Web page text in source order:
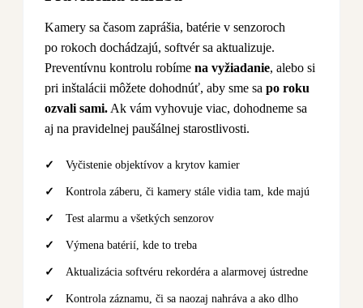
Kamery sa časom zaprášia, batérie v senzoroch
po rokoch dochádzajú, softvér sa aktualizuje.
Preventívnu kontrolu robíme na vyžiadanie, alebo si
pri inštalácii môžete dohodnúť, aby sme sa po roku
ozvali sami. Ak vám vyhovuje viac, dohodneme sa
aj na pravidelnej paušálnej starostlivosti.
Vyčistenie objektívov a krytov kamier
Kontrola záberu, či kamery stále vidia tam, kde majú
Test alarmu a všetkých senzorov
Výmena batérií, kde to treba
Aktualizácia softvéru rekordéra a alarmovej ústredne
Kontrola záznamu, či sa naozaj nahráva a ako dlho